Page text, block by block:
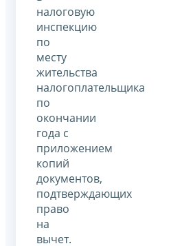
налоговую
инспекцию
по
месту
жительства
налогоплательщика
по
окончании
года с
приложением
копий
документов,
подтверждающих
право
на
вычет.